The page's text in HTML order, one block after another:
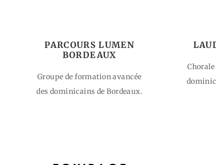
PARCOURS LUMEN
BORDEAUX
Groupe de formation avancée
des dominicains de Bordeaux.